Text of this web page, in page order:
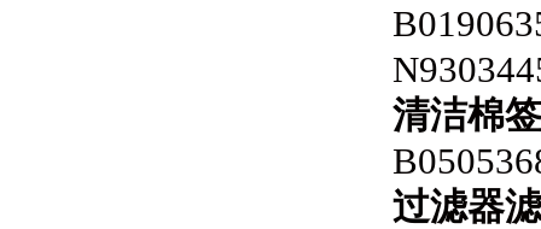
清洁棉签
过滤器